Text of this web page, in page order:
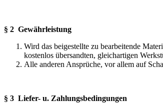
§ 2 Gewährleistung
Wird das beigestellte zu bearbeitende
kostenlos übersandten, gleichartigen
Alle anderen Ansprüche, vor allem auf
§ 3 Liefer- u. Zahlungsbedingungen